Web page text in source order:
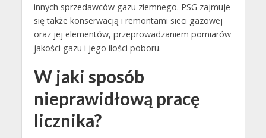
innych sprzedawców gazu ziemnego. PSG zajmuje
się także konserwacją i remontami sieci gazowej
oraz jej elementów, przeprowadzaniem pomiarów
jakości gazu i jego ilości poboru.
W jaki sposób
nieprawidłową pracę
licznika?